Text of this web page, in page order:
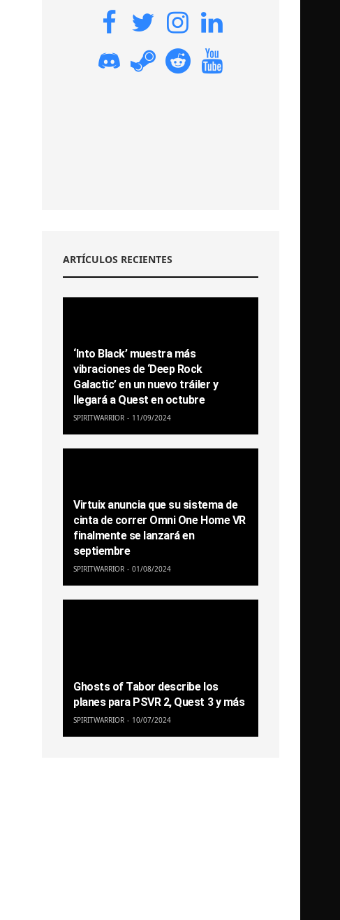
ARTÍCULOS RECIENTES
‘Into Black’ muestra más
vibraciones de ‘Deep Rock
Galactic’ en un nuevo tráiler y
llegará a Quest en octubre
SPIRITWARRIOR 11/09/2024
Virtuix anuncia que su sistema de
cinta de correr Omni One Home VR
finalmente se lanzará en
septiembre
SPIRITWARRIOR 01/08/2024
Ghosts of Tabor describe los
planes para PSVR 2, Quest 3 y más
SPIRITWARRIOR 10/07/2024